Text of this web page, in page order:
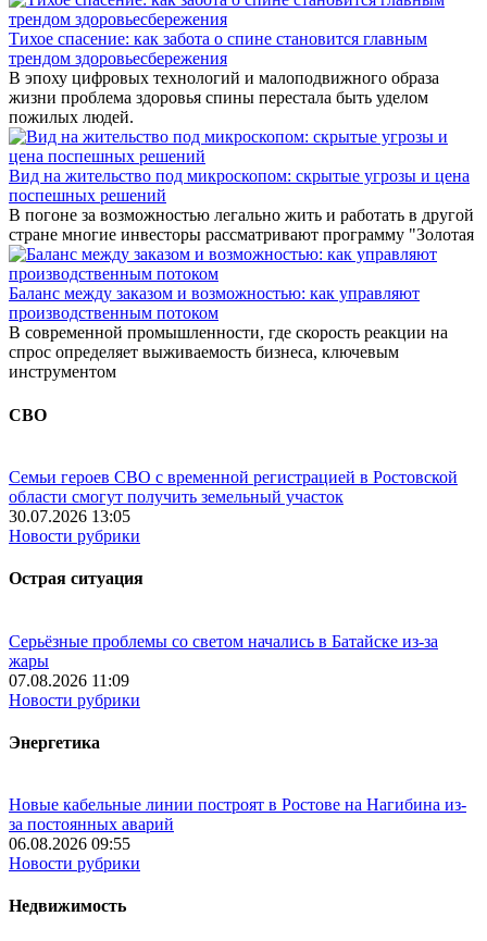
Тихое спасение: как забота о спине становится главным
трендом здоровьесбережения
В эпоху цифровых технологий и малоподвижного образа
жизни проблема здоровья спины перестала быть уделом
пожилых людей.
Вид на жительство под микроскопом: скрытые угрозы и цена
поспешных решений
В погоне за возможностью легально жить и работать в другой
стране многие инвесторы рассматривают программу "Золотая
Баланс между заказом и возможностью: как управляют
производственным потоком
В современной промышленности, где скорость реакции на
спрос определяет выживаемость бизнеса, ключевым
инструментом
СВО
Семьи героев СВО с временной регистрацией в Ростовской
области смогут получить земельный участок
30.07.2026 13:05
Новости рубрики
Острая ситуация
Серьёзные проблемы со светом начались в Батайске из-за
жары
07.08.2026 11:09
Новости рубрики
Энергетика
Новые кабельные линии построят в Ростове на Нагибина из-
за постоянных аварий
06.08.2026 09:55
Новости рубрики
Недвижимость